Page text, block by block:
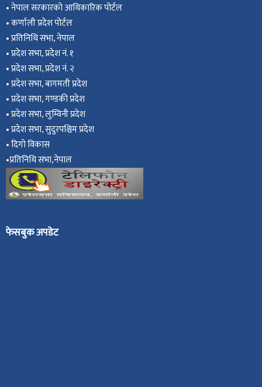
•नेपाल सरकारको आधिकारिक पोर्टल
•कर्णाली प्रदेश पोर्टल
•प्रतिनिधि सभा, नेपाल
•प्रदेश सभा, प्रदेश नं. १
•प्रदेश सभा, प्रदेश नं. २
•प्रदेश सभा, बागमती प्रदेश
•प्रदेश सभा, गण्डकी प्रदेश
•प्रदेश सभा, लुम्विनी प्रदेश
•प्रदेश सभा, सुदुरपश्चिम प्रदेश
•दिगो विकास
•प्रतिनिधि सभा,नेपाल
फेसबुक अपडेट